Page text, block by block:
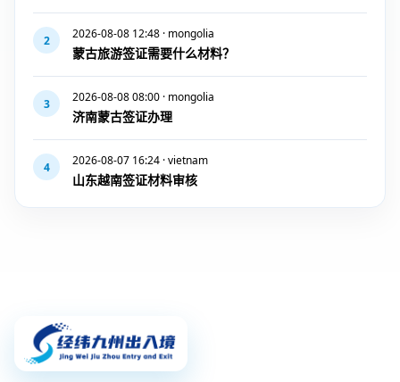
2 2026-08-08 12:48 · mongolia
蒙古旅游签证需要什么材料？
3 2026-08-08 08:00 · mongolia
济南蒙古签证办理
4 2026-08-07 16:24 · vietnam
山东越南签证材料审核